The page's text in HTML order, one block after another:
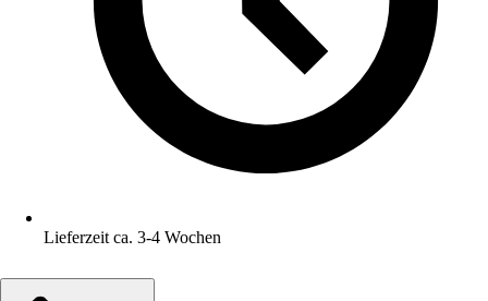
Lieferzeit ca. 3-4 Wochen